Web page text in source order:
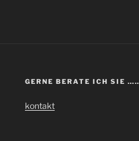
GERNE BERATE ICH SIE
kontakt